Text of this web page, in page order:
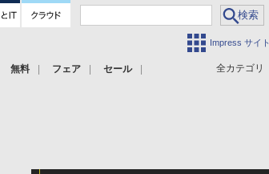
Impress サイト
全カテゴリ
無料 フェア セール